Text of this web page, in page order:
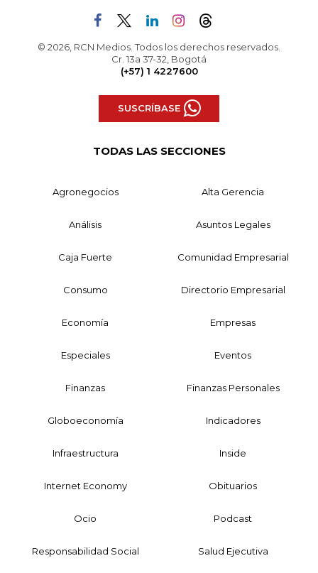
© 2026, RCN Medios. Todos los derechos reservados.
Cr. 13a 37-32, Bogotá
(+57) 1 4227600
SUSCRÍBASE
TODAS LAS SECCIONES
Agronegocios Alta Gerencia
Análisis Asuntos Legales
Caja Fuerte Comunidad Empresarial
Consumo Directorio Empresarial
Economía Empresas
Especiales Eventos
Finanzas Finanzas Personales
Globoeconomía Indicadores
Infraestructura Inside
Internet Economy Obituarios
Ocio Podcast
Responsabilidad Social Salud Ejecutiva